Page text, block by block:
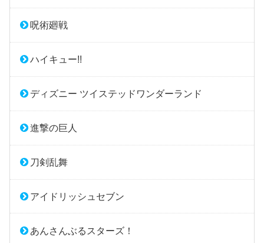
呪術廻戦
ハイキュー!!
ディズニー ツイステッドワンダーランド
進撃の巨人
刀剣乱舞
アイドリッシュセブン
あんさんぶるスターズ！